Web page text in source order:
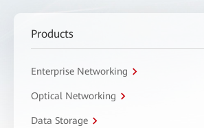
Products
Enterprise Networking
Optical Networking
Data Storage